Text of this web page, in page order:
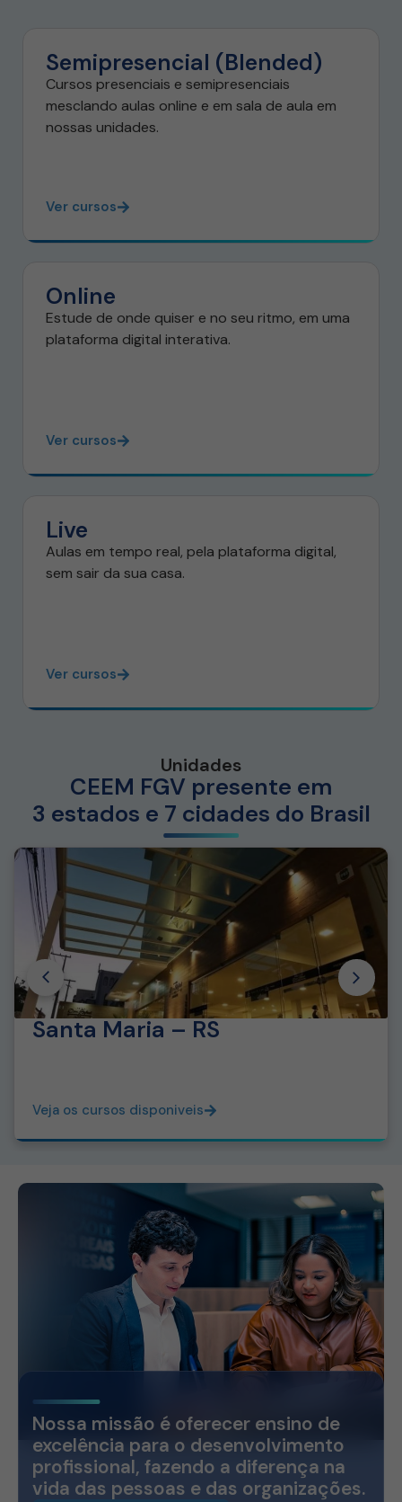
Semipresencial (Blended)
Cursos presenciais e semipresenciais
mesclando aulas online e em sala de aula em
nossas unidades.
Ver cursos
Online
Estude de onde quiser e no seu ritmo, em uma
plataforma digital interativa.
Ver cursos
Live
Aulas em tempo real, pela plataforma digital,
sem sair da sua casa.
Ver cursos
Unidades
CEEM FGV presente em
3 estados e 7 cidades do Brasil
Santa Maria – RS
Veja os cursos disponiveis
Nossa missão é oferecer ensino de
excelência para o desenvolvimento
profissional, fazendo a diferença na
vida das pessoas e das organizações.